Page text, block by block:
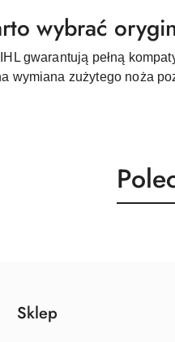
wybrać
gwarantują pełną
wymiana zużytego noża
o
Sklep